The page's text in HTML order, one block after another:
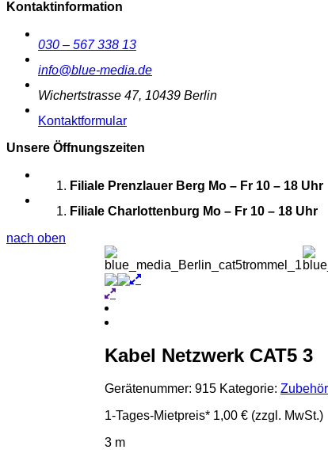
Kontaktinformation
030 – 567 338 13
info@blue-media.de
Wichertstrasse 47, 10439 Berlin
Kontaktformular
Unsere Öffnungszeiten
Filiale Prenzlauer Berg Mo – Fr 10 – 18 Uhr
Filiale Charlottenburg Mo – Fr 10 – 18 Uhr
nach oben
Kabel Netzwerk CAT5 3
Gerätenummer: 915 Kategorie: Zubehör
1-Tages-Mietpreis* 1,00 € (zzgl. MwSt.)
3 m